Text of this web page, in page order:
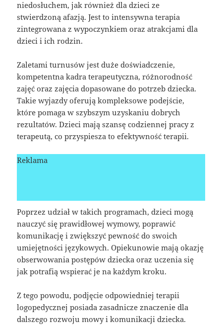
niedosłuchem, jak również dla dzieci ze
stwierdzoną afazją. Jest to intensywna terapia
zintegrowana z wypoczynkiem oraz atrakcjami dla
dzieci i ich rodzin.
Zaletami turnusów jest duże doświadczenie,
kompetentna kadra terapeutyczna, różnorodność
zajęć oraz zajęcia dopasowane do potrzeb dziecka.
Takie wyjazdy oferują kompleksowe podejście,
które pomaga w szybszym uzyskaniu dobrych
rezultatów. Dzieci mają szansę codziennej pracy z
terapeutą, co przyspiesza to efektywność terapii.
Reklama
Poprzez udział w takich programach, dzieci mogą
nauczyć się prawidłowej wymowy, poprawić
komunikację i zwiększyć pewność do swoich
umiejętności językowych. Opiekunowie mają okazję
obserwowania postępów dziecka oraz uczenia się
jak potrafią wspierać je na każdym kroku.
Z tego powodu, podjęcie odpowiedniej terapii
logopedycznej posiada zasadnicze znaczenie dla
dalszego rozwoju mowy i komunikacji dziecka.